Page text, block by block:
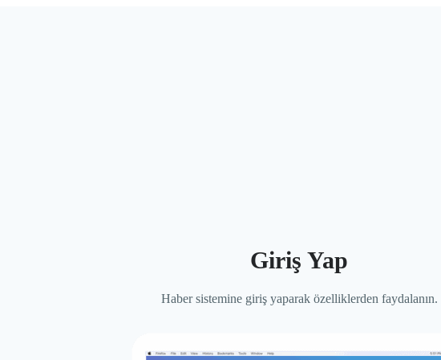
Giriş Yap
Haber sistemine giriş yaparak özelliklerden faydalanın.